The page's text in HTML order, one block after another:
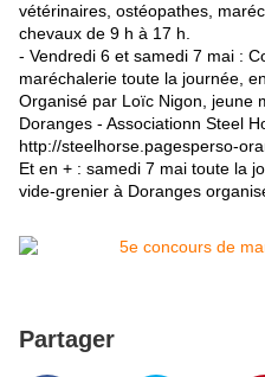
vétérinaires, ostéopathes,
chevaux de 9 h à 17 h.
- Vendredi 6 et samedi 7 mai :
maréchalerie toute la journée,
Organisé par Loïc Nigon, jeune
Doranges - Associationn Steel
http://steelhorse.pagesperso-
Et en + : samedi 7 mai toute la
vide-grenier à Doranges
Partager